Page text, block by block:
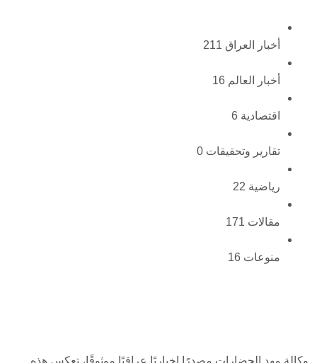
أخبار العراق 211
أخبار العالم 16
اقتصادية 6
تقارير وتحقيقات 0
رياضية 22
مقالات 171
منوعات 16
وكالة مهد الحضارات مصدرًا إخباريًا عراقيًا موثوقًا، تعكس هذه